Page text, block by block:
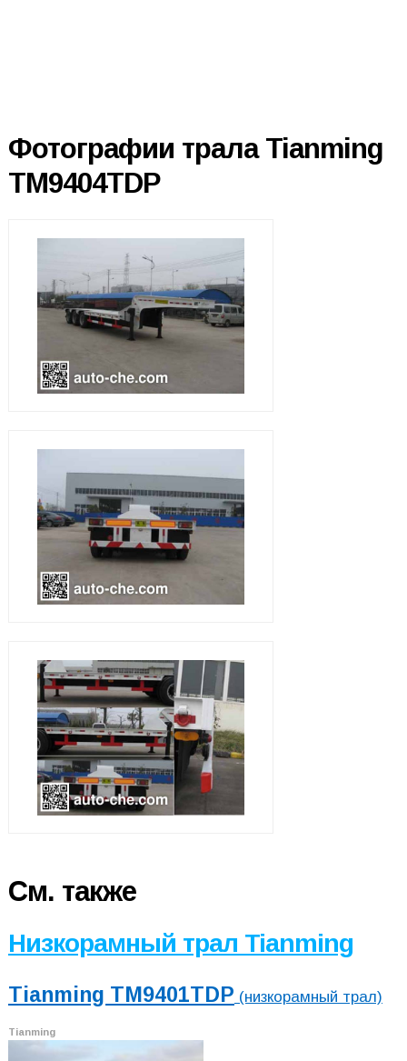
Фотографии трала Tianming
TM9404TDP
См. также
Низкорамный трал Tianming
Tianming TM9401TDP (низкорамный трал)
Tianming